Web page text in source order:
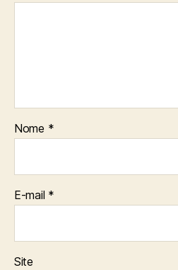
Nome *
E-mail *
Site